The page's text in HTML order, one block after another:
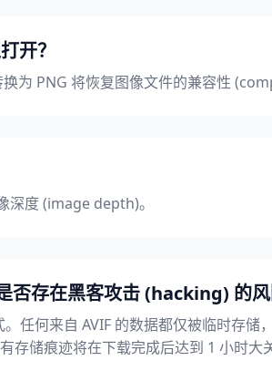
开？
为 PNG 将恢复图像文件的兼容性
深度 (image depth)。
否存在黑客攻击 (hacking) 的风
任何来自 AVIF 的数据都仅被临时存储
存储痕迹将在下载完成后达到 1 小时